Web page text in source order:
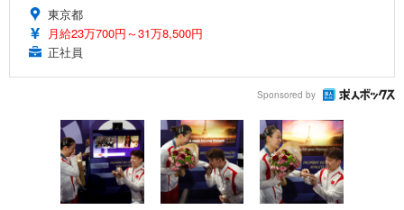
東京都
月給23万700円～31万8,500円
正社員
Sponsored by